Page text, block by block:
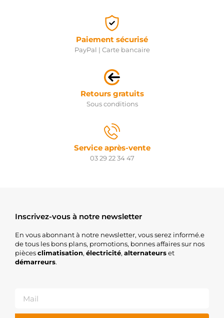
Paiement sécurisé
PayPal | Carte bancaire
Retours gratuits
Sous conditions
Service après-vente
03 29 22 34 47
Inscrivez-vous à notre newsletter
En vous abonnant à notre newsletter, vous serez informé.e
de tous les bons plans, promotions, bonnes affaires sur nos
piècesclimatisation, électricité, alternateurset
démarreurs.